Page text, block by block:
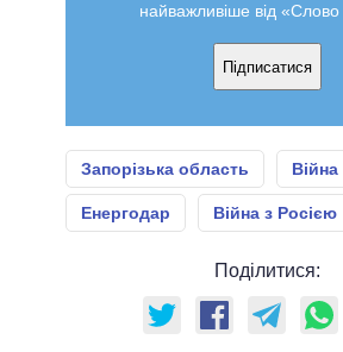
найважливіше від «Слово
Підписатися
Запорізька область Війна
Енергодар Війна з Росією
Поділитися: